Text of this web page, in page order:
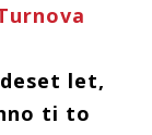
let,
ti to